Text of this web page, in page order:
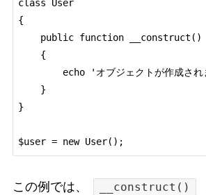
class User
{
}
$user = new User();
この例では、 __construct()